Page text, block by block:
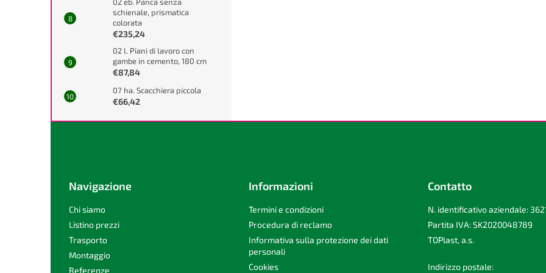
schienale, prismatica
colorata
€235,24
02 l. Piani di lavoro con
gambe in cemento, 180 cm
€87,84
07 ha. Scacchiera piccola
€66,42
Navigazione
Chi siamo
Listino prezzi
Trasporto
Montaggio
Referenze
Informazioni
Termini e condizioni
Procedura di reclamo
Informativa sulla protezione dei dati
personali
Cookies
Contatto
N. identificativo aziendale:
Partita IVA: SK2020048789
TOPlast, a.s.
Indirizzo postale: